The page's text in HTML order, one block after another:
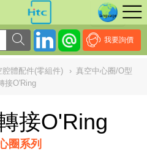
我要詢價
體配件(零組件) › 真空中心圈/O型
接O'Ring
接O'Ring
圈系列